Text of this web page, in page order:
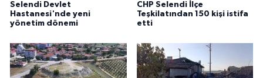
Selendi Devlet
Hastanesi'nde yeni
yönetim dönemi
CHP Selendi İlçe
Teşkilatından 150 kişi istifa
etti